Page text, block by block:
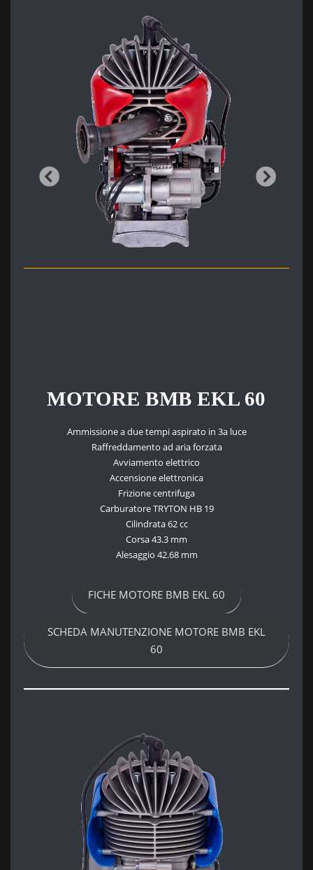
MOTORE BMB EKL 60
Ammissione a due tempi aspirato in 3a luce
Raffreddamento ad aria forzata
Avviamento elettrico
Accensione elettronica
Frizione centrifuga
Carburatore TRYTON HB 19
Cilindrata 62 cc
Corsa 43.3 mm
Alesaggio 42.68 mm
FICHE MOTORE BMB EKL 60
SCHEDA MANUTENZIONE MOTORE BMB EKL
60